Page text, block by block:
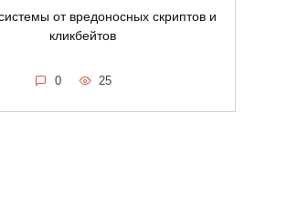
от вредоносных скриптов и
кликбейтов
0 25